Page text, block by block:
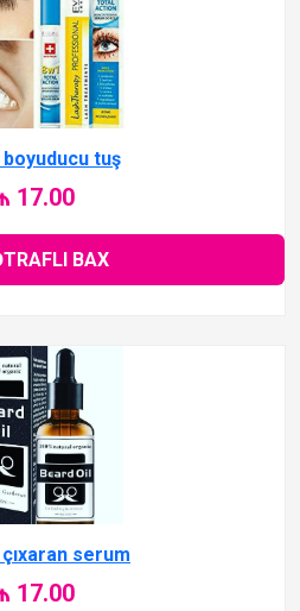
boyuducu tuş
17.00
BAX
serum
17.00